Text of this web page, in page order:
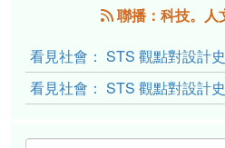
聯播：科技。人